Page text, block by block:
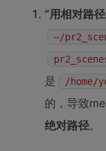
“用相对路
~/
是
/home/
的，导致
绝对路径。